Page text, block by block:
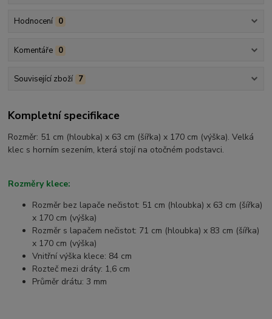
Hodnocení 0
Komentáře 0
Související zboží 7
Kompletní specifikace
Rozměr: 51 cm (hloubka) x 63 cm (šířka) x 170 cm (výška). Velká
klec s horním sezením, která stojí na otočném podstavci.
Rozměry klece:
Rozměr bez lapače nečistot: 51 cm (hloubka) x 63 cm (šířka)
x 170 cm (výška)
Rozměr s lapačem nečistot: 71 cm (hloubka) x 83 cm (šířka)
x 170 cm (výška)
Vnitřní výška klece: 84 cm
Rozteč mezi dráty: 1,6 cm
Průměr drátu: 3 mm